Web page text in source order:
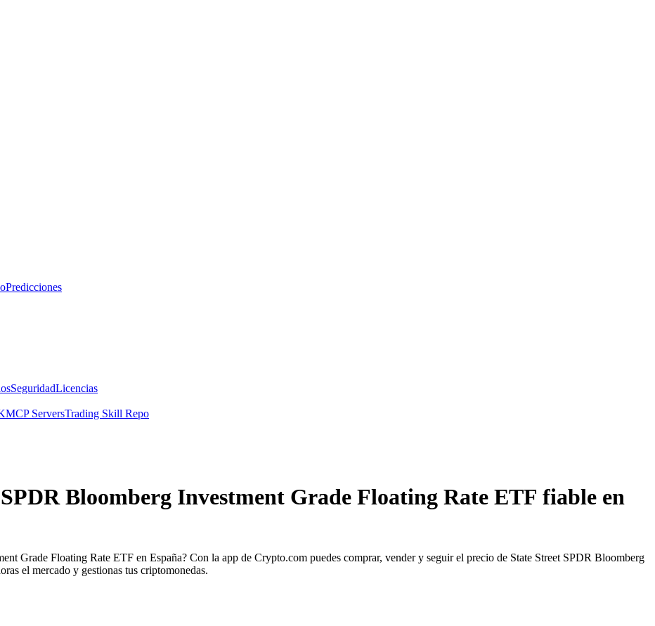
Predicciones
SeguridadLicencias
MCP ServersTrading Skill Repo
Bloomberg Investment Grade Floating Rate ETF fiable en
Grade Floating Rate ETF en España? Con la app de Crypto.com puedes comprar, vender y seguir el precio de State Street SPDR Bloomberg
el mercado y gestionas tus criptomonedas.